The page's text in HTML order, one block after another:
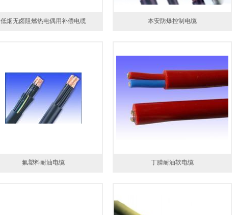
低烟无卤阻燃热电偶用补偿电缆 本安防爆控制电缆
氟塑料耐油电缆 丁腈耐油软电缆